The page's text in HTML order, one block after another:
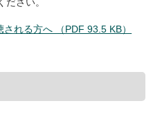
ださい。
れる方へ （PDF 93.5 KB）